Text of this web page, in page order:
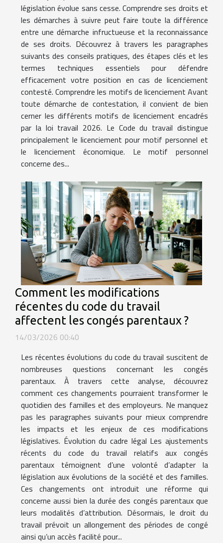
législation évolue sans cesse. Comprendre ses droits et
les démarches à suivre peut faire toute la différence
entre une démarche infructueuse et la reconnaissance
de ses droits. Découvrez à travers les paragraphes
suivants des conseils pratiques, des étapes clés et les
termes techniques essentiels pour défendre
efficacement votre position en cas de licenciement
contesté. Comprendre les motifs de licenciement Avant
toute démarche de contestation, il convient de bien
cerner les différents motifs de licenciement encadrés
par la loi travail 2026. Le Code du travail distingue
principalement le licenciement pour motif personnel et
le licenciement économique. Le motif personnel
concerne des...
Comment les modifications
récentes du code du travail
affectent les congés parentaux ?
14/03/2026 00:40
Les récentes évolutions du code du travail suscitent de
nombreuses questions concernant les congés
parentaux. À travers cette analyse, découvrez
comment ces changements pourraient transformer le
quotidien des familles et des employeurs. Ne manquez
pas les paragraphes suivants pour mieux comprendre
les impacts et les enjeux de ces modifications
législatives. Évolution du cadre légal Les ajustements
récents du code du travail relatifs aux congés
parentaux témoignent d’une volonté d’adapter la
législation aux évolutions de la société et des familles.
Ces changements ont introduit une réforme qui
concerne aussi bien la durée des congés parentaux que
leurs modalités d’attribution. Désormais, le droit du
travail prévoit un allongement des périodes de congé
ainsi qu’un accès facilité pour...